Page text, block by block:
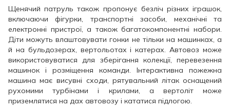
Щенячий патруль також пропонує безліч різних іграшок,
включаючи фігурки, транспортні засоби, механічні та
електронні пристрої, а також багатокомпонентні набори.
Діти можуть влаштовувати гонки не тільки на машинках, а
й на бульдозерах, вертольотах і катерах. Автовоз може
використовуватися для зберігання колекції, перевезення
машинок і розміщення команди. Інтерактивна пожежна
машина має висувні сходи, рятувальний літак оснащений
рухомими турбінами і крилами, а вертоліт може
приземлятися на дах автовозу і кататися підлогою.